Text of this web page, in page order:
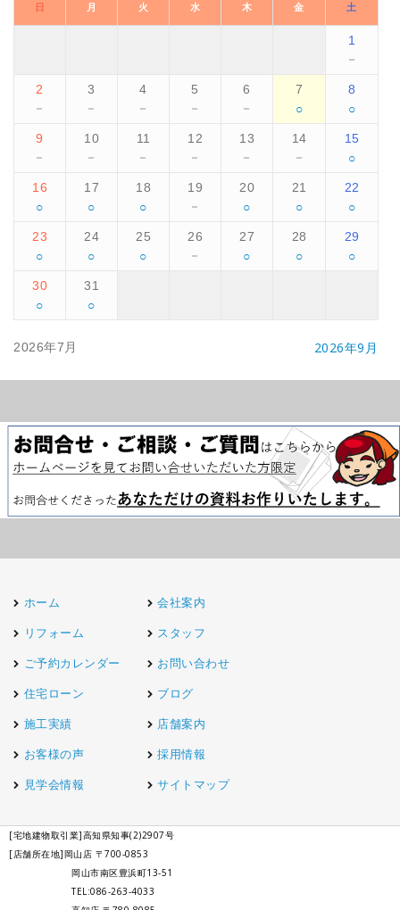
日 月 火 水 木 金 土
1
－
2
－
3
－
4
－
5
－
6
－
7
○
8
○
9
－
10
－
11
－
12
－
13
－
14
－
15
○
16
○
17
○
18
○
19
－
20
○
21
○
22
○
23
○
24
○
25
○
26
－
27
○
28
○
29
○
30
○
31
○
2026年7月 2026年9月
ホーム
リフォーム
ご予約カレンダー
住宅ローン
施工実績
お客様の声
見学会情報
会社案内
スタッフ
お問い合わせ
ブログ
店舗案内
採用情報
サイトマップ